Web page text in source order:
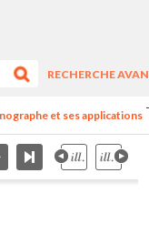
RECHERCHE
et ses applications